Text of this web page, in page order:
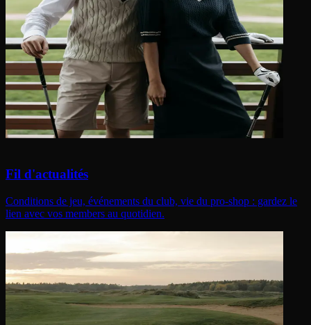
Fil d'actualités
Conditions de jeu, événements du club, vie du pro-shop : gardez le
lien avec vos members au quotidien.